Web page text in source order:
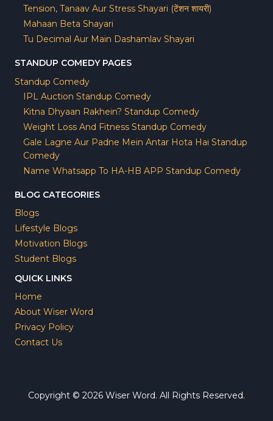
Tension, Tanaav Aur Stress Shayari (टेंशन शायरी)
Mahaan Beta Shayari
Tu Decimal Aur Main Dashamlav Shayari
STANDUP COMEDY PAGES
Standup Comedy
IPL Auction Standup Comedy
Kitna Dhyaan Rakhein? Standup Comedy
Weight Loss And Fitness Standup Comedy
Gale Lagne Aur Padne Mein Antar Hota Hai Standup
Comedy
Name Whatsapp To HA-HB APP Standup Comedy
BLOG CATEGORIES
Blogs
Lifestyle Blogs
Motivation Blogs
Student Blogs
QUICK LINKS
Home
About Wiser Word
Privacy Policy
Contact Us
Copyright © 2026 Wiser Word. All Rights Reserved.